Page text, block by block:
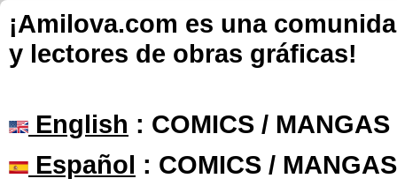
¡Amilova.com es una
y lectores de obras gráficas!
English : COMICS /
Español : COMICS /